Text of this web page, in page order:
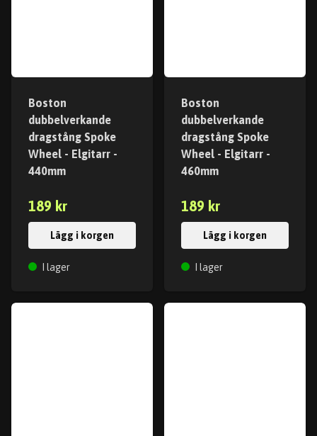
Boston
dubbelverkande
dragstång Spoke
Wheel - Elgitarr -
440mm
189 kr
Lägg i korgen
I lager
Boston
dubbelverkande
dragstång Spoke
Wheel - Elgitarr -
460mm
189 kr
Lägg i korgen
I lager